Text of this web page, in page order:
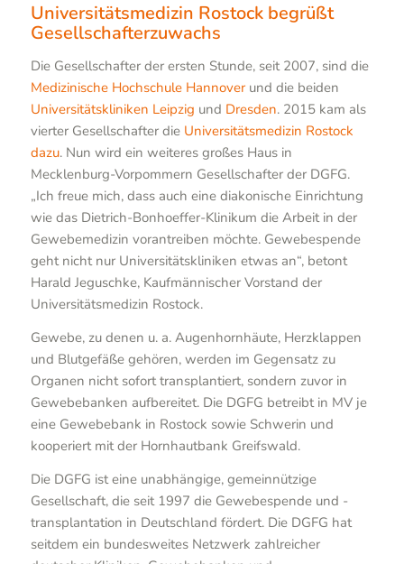
Universitätsmedizin Rostock begrüßt
Gesellschafterzuwachs
Die Gesellschafter der ersten Stunde, seit 2007, sind die
Medizinische Hochschule Hannoverund die beiden
Universitätskliniken Leipzig und Dresden. 2015 kam als
vierter Gesellschafter die Universitätsmedizin Rostock
dazu. Nun wird ein weiteres großes Haus in
Mecklenburg-Vorpommern Gesellschafter der DGFG.
„Ich freue mich, dass auch eine diakonische Einrichtung
wie das Dietrich-Bonhoeffer-Klinikum die Arbeit in der
Gewebemedizin vorantreiben möchte. Gewebespende
geht nicht nur Universitätskliniken etwas an“, betont
Harald Jeguschke, Kaufmännischer Vorstand der
Universitätsmedizin Rostock.
Gewebe, zu denen u. a. Augenhornhäute, Herzklappen
und Blutgefäße gehören, werden im Gegensatz zu
Organen nicht sofort transplantiert, sondern zuvor in
Gewebebanken aufbereitet. Die DGFG betreibt in MV je
eine Gewebebank in Rostock sowie Schwerin und
kooperiert mit der Hornhautbank Greifswald.
Die DGFG ist eine unabhängige, gemeinnützige
Gesellschaft, die seit 1997 die Gewebespende und -
transplantation in Deutschland fördert. Die DGFG hat
seitdem ein bundesweites Netzwerk zahlreicher